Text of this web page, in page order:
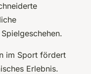
im Sport fördert
Erlebnis.